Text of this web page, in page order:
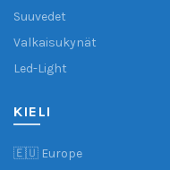
Suuvedet
Valkaisukynät
Led-Light
KIELI
🇪🇺 Europe